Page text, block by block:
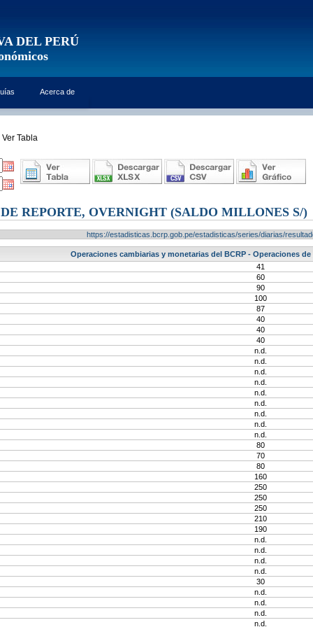
DEL PERÚ
Acerca de
Ver Tabla
REPORTE, OVERNIGHT (SALDO MILLONES S/)
https://estadisticas.bcrp.gob.pe/estadisticas/series/diarias/
Operaciones cambiarias y monetarias del BCRP - Operaciones
41
60
90
100
87
40
40
40
n.d.
n.d.
n.d.
n.d.
n.d.
n.d.
n.d.
n.d.
n.d.
80
70
80
160
250
250
250
210
190
n.d.
n.d.
n.d.
n.d.
30
n.d.
n.d.
n.d.
n.d.